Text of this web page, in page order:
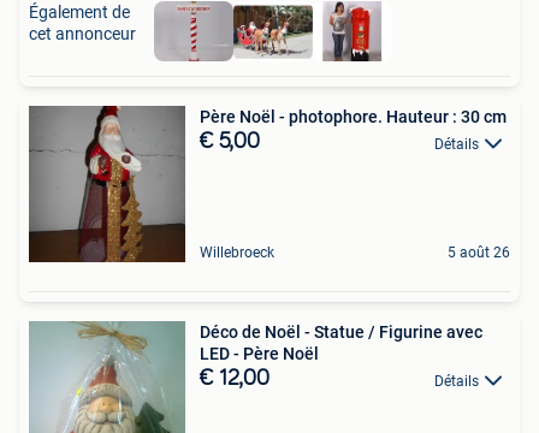
Également de
cet annonceur
Père Noël - photophore. Hauteur : 30 cm
€ 5,00 Détails
Willebroeck 5 août 26
Déco de Noël - Statue / Figurine avec
LED - Père Noël
€ 12,00 Détails